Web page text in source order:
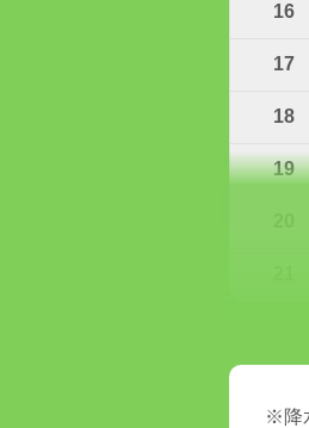
16
17
18
19
※降